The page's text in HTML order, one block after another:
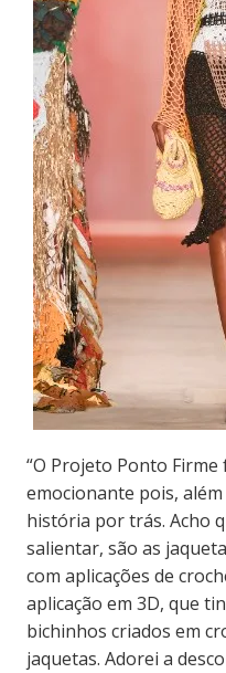
“O Projeto Ponto
emocionante pois,
história por trás. Acho
salientar, são as
com aplicações de
aplicação em 3D, que
bichinhos criados em
jaquetas. Adorei a